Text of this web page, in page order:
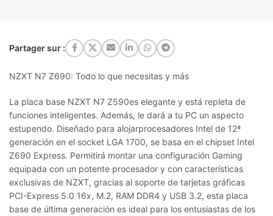
Partager sur :
NZXT N7 Z690: Todo lo que necesitas y más
La placa base NZXT N7 Z590es elegante y está repleta de
funciones inteligentes. Además, le dará a tu PC un aspecto
estupendo. Diseñado para alojarprocesadores Intel de 12ª
generación en el socket LGA 1700, se basa en el chipset Intel
Z690 Express. Permitirá montar una configuración Gaming
equipada con un potente procesador y con características
exclusivas de NZXT, gracias al soporte de tarjetas gráficas
PCI-Express 5.0 16x, M.2, RAM DDR4 y USB 3.2, esta placa
base de última generación es ideal para los entusiastas de los